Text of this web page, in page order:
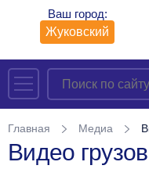
Ваш город:
Жуковский
Главная Медиа
Видео